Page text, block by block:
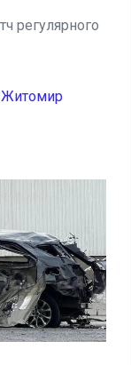
регулярного
Житомир